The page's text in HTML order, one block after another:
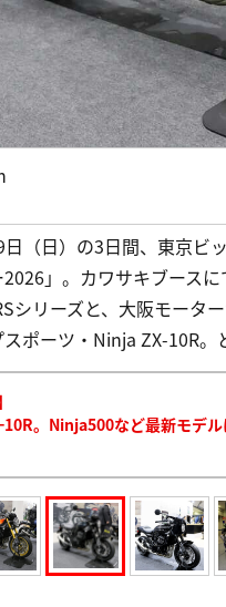
（日）の3日間、東京ビ
」。カワサキブース
シリーズと、大阪モータ
ポーツ・Ninja ZX-10R
。Ninja500など最新モデ